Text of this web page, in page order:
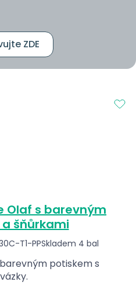
ZDE
Olaf s barevným
šňůrkami
T1-PPSkladem 4 bal
potiskem s